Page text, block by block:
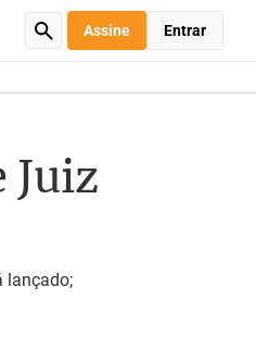
Assine Entrar
Juiz
lançado;